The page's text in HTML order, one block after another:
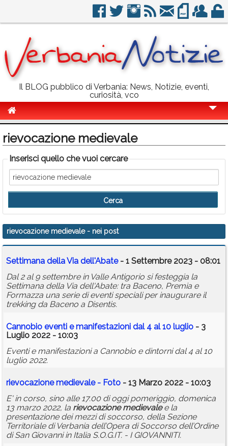
Il BLOG pubblico di Verbania: News, Notizie, eventi,
curiosità, vco
Politica
Sport
Eventi
Info Utili
Rubriche
Calendario
Annunci
rievocazione medievale
Inserisci quello che vuoi cercare
rievocazione medievale- nei post
Settimana della Via dell'Abate- 1 Settembre 2023 - 08:01
Dal 2 al 9 settembre in Valle Antigorio si festeggia la
Settimana della Via dell'Abate: tra Baceno, Premia e
Formazza una serie di eventi speciali per inaugurare il
trekking da Baceno a Disentis.
Cannobio eventi e manifestazioni dal 4 al 10 luglio - 3
Luglio 2022 - 10:03
Eventi e manifestazioni a Cannobio e dintorni dal 4 al 10
luglio 2022.
rievocazione medievale- Foto - 13 Marzo 2022 - 10:03
E' in corso, sino alle 17.00 di oggi pomeriggio, domenica
13 marzo 2022, la rievocazione medievalee la
presentazione dei mezzi di soccorso, della Sezione
Territoriale di Verbania dell’Opera di Soccorso dell’Ordine
di San Giovanni in Italia S.O.G.IT. - I GIOVANNITI.